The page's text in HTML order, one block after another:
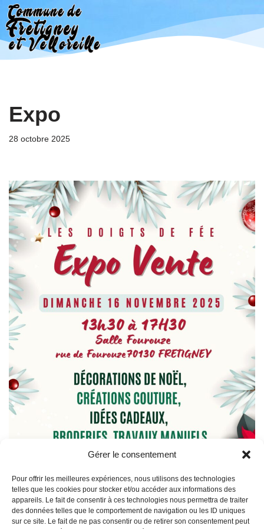
Gérer le consentement
Pour offrir les meilleures expériences, nous utilisons des technologies
telles que les cookies pour stocker et/ou accéder aux informations des
appareils. Le fait de consentir à ces technologies nous permettra de traiter
des données telles que le comportement de navigation ou les ID uniques
sur ce site. Le fait de ne pas consentir ou de retirer son consentement peut
Aller
au
contenu
Expo
28 octobre 2025